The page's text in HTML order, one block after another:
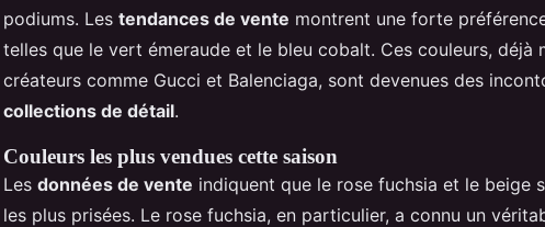
podiums. Les tendances de vente montrent une forte
telles que le vert émeraude et le bleu cobalt. Ces couleurs, déjà
créateurs comme Gucci et Balenciaga, sont devenues des
collections de détail.
Couleurs les plus vendues cette saison
Les données de vente indiquent que le rose fuchsia et le beige
les plus prisées. Le rose fuchsia, en particulier, a connu un